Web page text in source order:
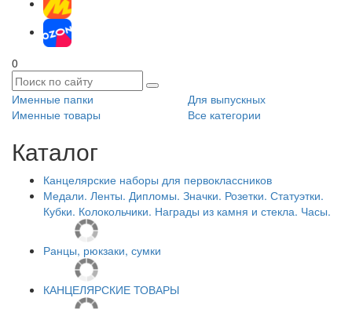
0
Именные папки
Для выпускных
Именные товары
Все категории
Каталог
Канцелярские наборы для первоклассников
Медали. Ленты. Дипломы. Значки. Розетки. Статуэтки.
Кубки. Колокольчики. Награды из камня и стекла. Часы.
Ранцы, рюкзаки, сумки
КАНЦЕЛЯРСКИЕ ТОВАРЫ